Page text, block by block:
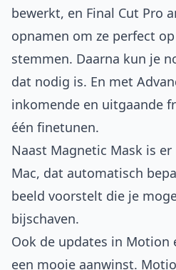
bewerkt, en Final Cut Pro
opnamen om ze perfect
stemmen. Daarna kun je
dat nodig is. En met
inkomende en uitgaande
één finetunen.
Naast Magnetic Mask is
Mac, dat automatisch
beeld voorstelt die je
bijschaven.
Ook de updates in Motion
een mooie aanwinst.